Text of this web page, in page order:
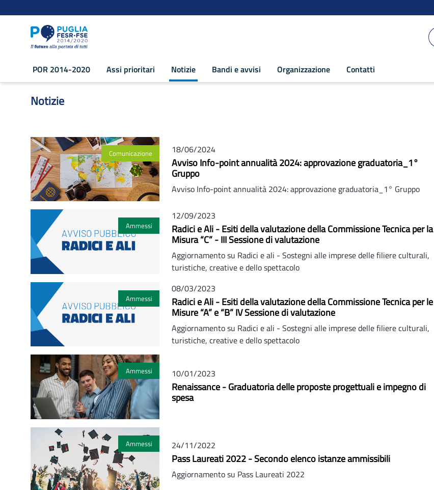
POR 2014-2020 Assi prioritari Notizie Bandi e avvisi Organizzazione Contatti
Notizie - POR Puglia 2014-2020
Notizie
Comunicazione 18/06/2024
Avviso Info-point annualità 2024: approvazione graduatoria_1°
Gruppo
Avviso Info-point annualità 2024: approvazione graduatoria_1° Gruppo
Ammessi
12/09/2023
Radici e Ali - Esiti della valutazione della Commissione Tecnica per la
Misura “C” - III Sessione di valutazione
Aggiornamento su Radici e ali - Sostegni alle imprese delle filiere culturali,
turistiche, creative e dello spettacolo
Ammessi
08/03/2023
Radici e Ali - Esiti della valutazione della Commissione Tecnica per le
Misure “A” e “B” IV Sessione di valutazione
Aggiornamento su Radici e ali - Sostegni alle imprese delle filiere culturali,
turistiche, creative e dello spettacolo
Ammessi 10/01/2023
Renaissance - Graduatoria delle proposte progettuali e impegno di
spesa
Ammessi 24/11/2022
Pass Laureati 2022 - Secondo elenco istanze ammissibili
Aggiornamento su Pass Laureati 2022